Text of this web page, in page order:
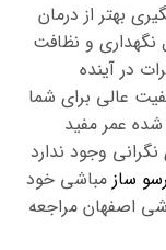
بهتر از درمان
و نظافت
در آینده
عالی برای شما
عمر مفید
وجود ندارد
ساز مباشی خود
اصفهان مراجعه